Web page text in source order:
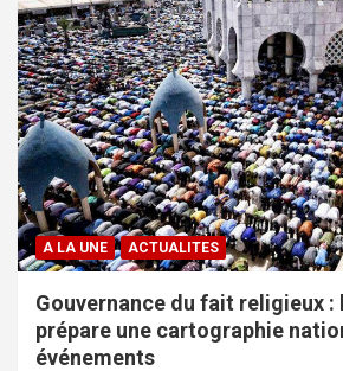
A LA UNE ACTUALITES
Gouvernance du fait religieux :
prépare une cartographie
événements